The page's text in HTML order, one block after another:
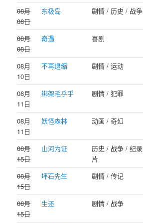
08月
08日
东极岛 剧情 / 历史 / 战争
08月
08日
奇遇 喜剧
08月
10日
不再退缩 剧情 / 运动
08月
11日
绑架毛乎乎 剧情 / 犯罪
08月
11日
妖怪森林 动画 / 奇幻
08月
15日
山河为证
历史 / 战争 / 纪录
片
08月
15日
坪石先生 剧情 / 传记
08月
15日
生还 剧情 / 战争